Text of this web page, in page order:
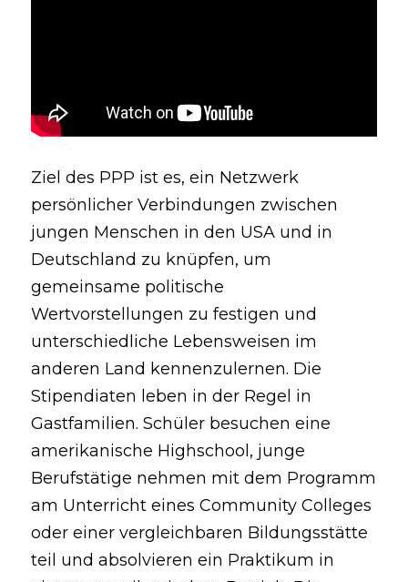
Ziel des PPP ist es, ein Netzwerk
persönlicher Verbindungen zwischen
jungen Menschen in den USA und in
Deutschland zu knüpfen, um
gemeinsame politische
Wertvorstellungen zu festigen und
unterschiedliche Lebensweisen im
anderen Land kennenzulernen. Die
Stipendiaten leben in der Regel in
Gastfamilien. Schüler besuchen eine
amerikanische Highschool, junge
Berufstätige nehmen mit dem Programm
am Unterricht eines Community Colleges
oder einer vergleichbaren Bildungsstätte
teil und absolvieren ein Praktikum in